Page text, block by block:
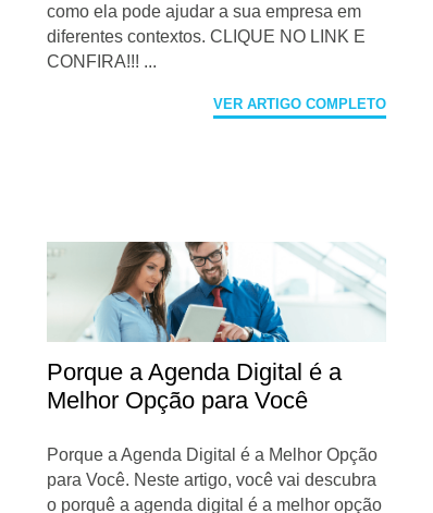
como ela pode ajudar a sua empresa em
diferentes contextos. CLIQUE NO LINK E
CONFIRA!!! ...
VER ARTIGO COMPLETO
Porque a Agenda Digital é a
Melhor Opção para Você
Porque a Agenda Digital é a Melhor Opção
para Você. Neste artigo, você vai descubra
o porquê a agenda digital é a melhor opção